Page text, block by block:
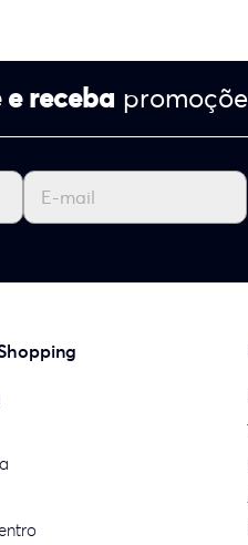
receba